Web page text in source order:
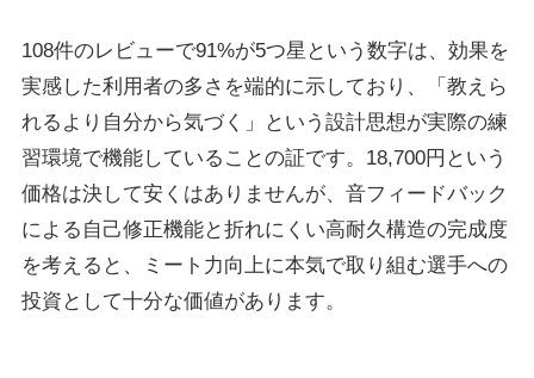
108件のレビューで91%が5つ星という数字は、効果を
実感した利用者の多さを端的に示しており、「教えら
れるより自分から気づく」という設計思想が実際の練
習環境で機能していることの証です。18,700円という
価格は決して安くはありませんが、音フィードバック
による自己修正機能と折れにくい高耐久構造の完成度
を考えると、ミート力向上に本気で取り組む選手への
投資として十分な価値があります。